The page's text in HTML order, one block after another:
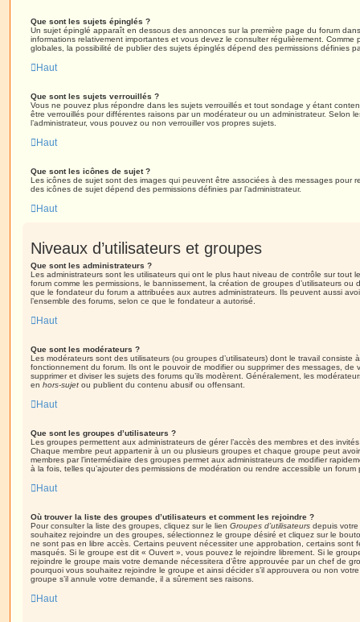
Que sont les sujets épinglés ?
Un sujet épinglé apparaît en dessous des annonces sur la première page du forum
informations relativement importantes et vous devez le consulter régulièrement.
globales, la possibilité de publier des sujets épinglés dépend des permissions définies
Haut
Que sont les sujets verrouillés ?
Vous ne pouvez plus répondre dans les sujets verrouillés et tout sondage y étant
être verrouillés pour différentes raisons par un modérateur ou un administrateur. Selon
l’administrateur, vous pouvez ou non verrouiller vos propres sujets.
Haut
Que sont les icônes de sujet ?
Les icônes de sujet sont des images qui peuvent être associées à des messages pour
des icônes de sujet dépend des permissions définies par l’administrateur.
Haut
Niveaux d’utilisateurs et groupes
Que sont les administrateurs ?
Les administrateurs sont les utilisateurs qui ont le plus haut niveau de contrôle sur tout
forum comme les permissions, le bannissement, la création de groupes d’utilisateurs ou
que le fondateur du forum a attribuées aux autres administrateurs. Ils peuvent aussi
l’ensemble des forums, selon ce que le fondateur a autorisé.
Haut
Que sont les modérateurs ?
Les modérateurs sont des utilisateurs (ou groupes d’utilisateurs) dont le travail consiste
fonctionnement du forum. Ils ont le pouvoir de modifier ou supprimer des messages, de
supprimer et diviser les sujets des forums qu’ils modèrent. Généralement, les
en hors-sujet ou publient du contenu abusif ou offensant.
Haut
Que sont les groupes d’utilisateurs ?
Les groupes permettent aux administrateurs de gérer l’accès des membres et des
Chaque membre peut appartenir à un ou plusieurs groupes et chaque groupe peut
membres par l’intermédiaire des groupes permet aux administrateurs de modifier
à la fois, telles qu’ajouter des permissions de modération ou rendre accessible un forum
Haut
Où trouver la liste des groupes d’utilisateurs et comment les rejoindre ?
Pour consulter la liste des groupes, cliquez sur le lien Groupes d’utilisateurs depuis votre
souhaitez rejoindre un des groupes, sélectionnez le groupe désiré et cliquez sur le
ne sont pas en libre accès. Certains peuvent nécessiter une approbation, certains sont
masqués. Si le groupe est dit « Ouvert », vous pouvez le rejoindre librement. Si le
rejoindre le groupe mais votre demande nécessitera d’être approuvée par un chef de
pourquoi vous souhaitez rejoindre le groupe et ainsi décider s’il approuvera ou non
groupe s’il annule votre demande, il a sûrement ses raisons.
Haut